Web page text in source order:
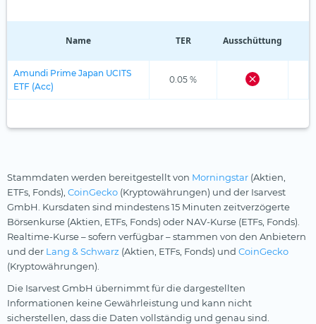
Name TER Ausschüttung
Amundi Prime Japan UCITS
ETF (Acc)
0.05 %
Stammdaten werden bereitgestellt von Morningstar (Aktien,
ETFs, Fonds), CoinGecko (Kryptowährungen) und der Isarvest
GmbH. Kursdaten sind mindestens 15 Minuten zeitverzögerte
Börsenkurse (Aktien, ETFs, Fonds) oder NAV-Kurse (ETFs, Fonds).
Realtime-Kurse – sofern verfügbar – stammen von den Anbietern
und der Lang & Schwarz (Aktien, ETFs, Fonds) und CoinGecko
(Kryptowährungen).
Die Isarvest GmbH übernimmt für die dargestellten
Informationen keine Gewährleistung und kann nicht
sicherstellen, dass die Daten vollständig und genau sind.